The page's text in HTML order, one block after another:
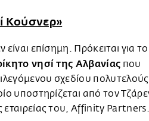
Κούσνερ»
επίσημη. Πρόκειται για το
νησί της Αλβανίας που
σχεδίου πολυτελούς
υποστηρίζεται από τον
του, Affinity Partners.